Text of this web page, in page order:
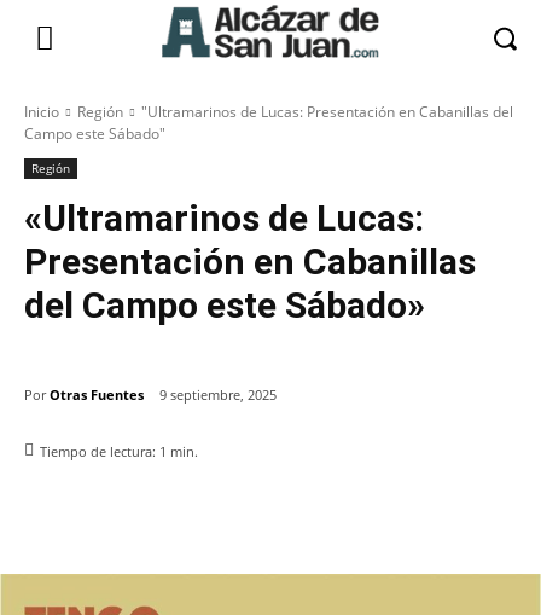
Inicio Región
"Ultramarinos de Lucas: Presentación en Cabanillas del
Campo este Sábado"
Región
«Ultramarinos de Lucas:
Presentación en Cabanillas
del Campo este Sábado»
Por Otras Fuentes 9 septiembre, 2025
Tiempo de lectura: 1 min.